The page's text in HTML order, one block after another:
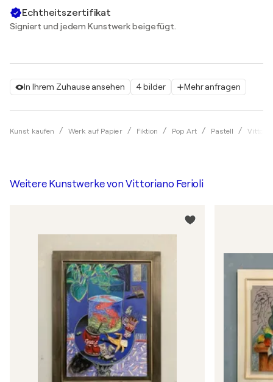
In Ihrem Zuhause ansehen 4 bilder Mehr anfragen
Kunst kaufen Werk auf Papier Fiktion Pop Art Pastell
Echtheitszertifikat
Signiert und jedem Kunstwerk beigefügt.
Weitere Kunstwerke vonVittoriano Ferioli